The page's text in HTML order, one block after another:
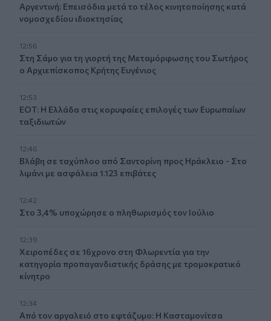
Αργεντινή: Επεισόδια μετά το τέλος κινητοποίησης κατά
νομοσχεδίου ιδιοκτησίας
12:56
Στη Σάμο για τη γιορτή της Μεταμόρφωσης του Σωτήρος
ο Αρχιεπίσκοπος Κρήτης Ευγένιος
12:53
ΕΟΤ: Η Ελλάδα στις κορυφαίες επιλογές των Ευρωπαίων
ταξιδιωτών
12:46
Βλάβη σε ταχύπλοο από Σαντορίνη προς Ηράκλειο - Στο
λιμάνι με ασφάλεια 1.123 επιβάτες
12:42
Στο 3,4% υποχώρησε ο πληθωρισμός τον Ιούλιο
12:39
Xειροπέδες σε 16χρονο στη Φλωρεντία για την
κατηγορία προπαγανδιστικής δράσης με τρομοκρατικό
κίνητρο
12:34
Από τον αργαλειό στο εφτάζυμο: Η Κασταμονίτσα